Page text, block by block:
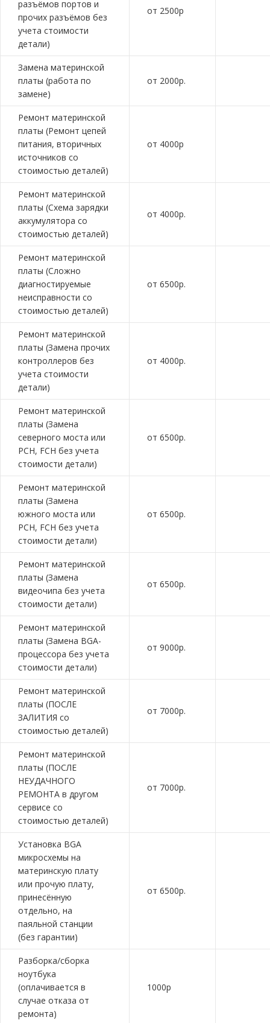
разъёмов портов и
прочих разъёмов без
учета стоимости
детали)
от 2500р
Замена материнской
платы (работа по
замене)
от 2000р.
Ремонт материнской
платы (Ремонт цепей
питания, вторичных
источников со
стоимостью деталей)
от 4000р
Ремонт материнской
платы (Схема зарядки
аккумулятора со
стоимостью деталей)
от 4000р.
Ремонт материнской
платы (Сложно
диагностируемые
неисправности со
стоимостью деталей)
от 6500р.
Ремонт материнской
платы (Замена прочих
контроллеров без
учета стоимости
детали)
от 4000р.
Ремонт материнской
платы (Замена
северного моста или
PCH, FCH без учета
стоимости детали)
от 6500р.
Ремонт материнской
платы (Замена
южного моста или
PCH, FCH без учета
стоимости детали)
от 6500р.
Ремонт материнской
платы (Замена
видеочипа без учета
стоимости детали)
от 6500р.
Ремонт материнской
платы (Замена BGA-
процессора без учета
стоимости детали)
от 9000р.
Ремонт материнской
платы (ПОСЛЕ
ЗАЛИТИЯ со
стоимостью деталей)
от 7000р.
Ремонт материнской
платы (ПОСЛЕ
НЕУДАЧНОГО
РЕМОНТА в другом
сервисе со
стоимостью деталей)
от 7000р.
Установка BGA
микросхемы на
материнскую плату
или прочую плату,
принесённую
отдельно, на
паяльной станции
(без гарантии)
от 6500р.
Разборка/сборка
ноутбука
(оплачивается в
случае отказа от
ремонта)
1000р